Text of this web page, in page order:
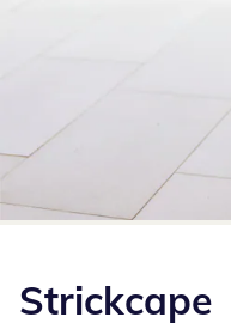
Strickcape